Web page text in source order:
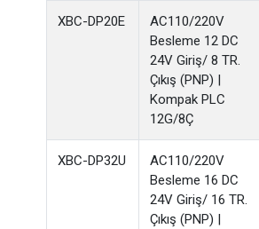
XBC-DP20E
AC110/220V
Besleme 12 DC
24V Giriş/ 8 TR.
Çıkış (PNP) |
Kompak PLC
12G/8Ç
XBC-DP32U
AC110/220V
Besleme 16 DC
24V Giriş/ 16 TR.
Çıkış (PNP) |